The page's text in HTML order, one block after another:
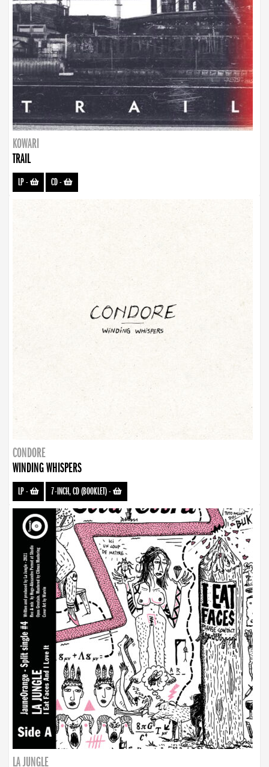
KOWARI
TRAIL
LP- CD-
CONDORE
WINDING WHISPERS
LP- 7-INCH, CD (BOOKLET)-
LA JUNGLE